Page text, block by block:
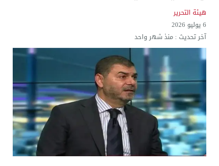
هيئة التحرير
6 يوليو 2026
آخر تحديث :منذ شهر واحد